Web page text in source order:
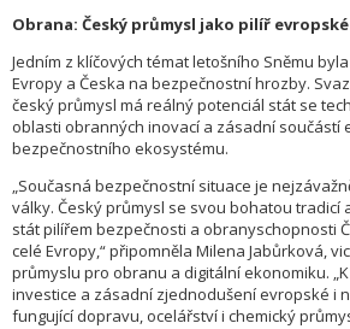
Obrana: Český průmysl jako pilíř
Jedním z klíčových témat letošního Sněmu
Evropy a Česka na bezpečnostní hrozby.
český průmysl má reálný potenciál stát se
oblasti obranných inovací a zásadní součástí
bezpečnostního ekosystému.
„Současná bezpečnostní situace je
války. Český průmysl se svou bohatou tradicí
stát pilířem bezpečnosti a obranyschopnosti
celé Evropy,“ připomněla Milena Jabůrková,
průmyslu pro obranu a digitální ekonomiku.
investice a zásadní zjednodušení evropské i
fungující dopravu, ocelářství i chemický